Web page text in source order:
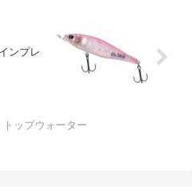
ンプレ
トップウォーター